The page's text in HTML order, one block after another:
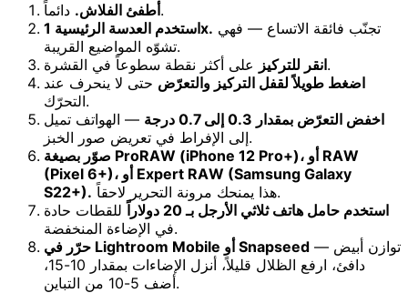
أطفئ الفلاش.دائماً.
استخدم العدسة الرئيسية 1x.
تشوّه المواضيع القريبة.
انقر للتركيزعلى أكثر نقطة سطوعاً في القشرة.
اضغط طويلاً لقفل التركيز والتعرّض حتى لا ينحرف عند
التحرّك.
اخفض التعرّض بمقدار 0.3 إلى 0.7 درجة
— الهواتف تميل
إلى الإفراط في تعريض صور الخبز.
صوّر بصيغة ProRAW (iPhone 12 Pro+)، أو RAW
(Pixel 6+)، أو Expert RAW (Samsung Galaxy
S22+).
هذا يمنحك مرونة التحرير لاحقاً.
استخدم حامل هاتف ثلاثي الأرجل بـ 20 دولاراً
للقطات حادة
في الإضاءة المنخفضة.
حرّر في Lightroom Mobile أو Snapseed — توازن أبيض
دافئ، ارفع الظلال قليلاً، أنزل الإضاءات بمقدار 10-15،
أضف 5-10 من التباين.